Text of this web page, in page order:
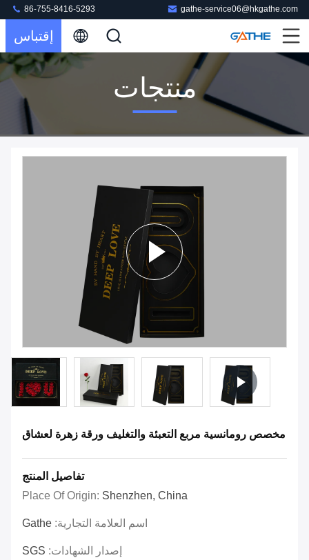
gathe-service06@hkgathe.com
86-755-8416-5293
إقتباس
منتجات
مخصص رومانسية مربع التعبئة والتغليف ورقة زهرة لعشاق
تفاصيل المنتج
Place Of Origin: Shenzhen, China
اسم العلامة التجارية: Gathe
إصدار الشهادات: SGS